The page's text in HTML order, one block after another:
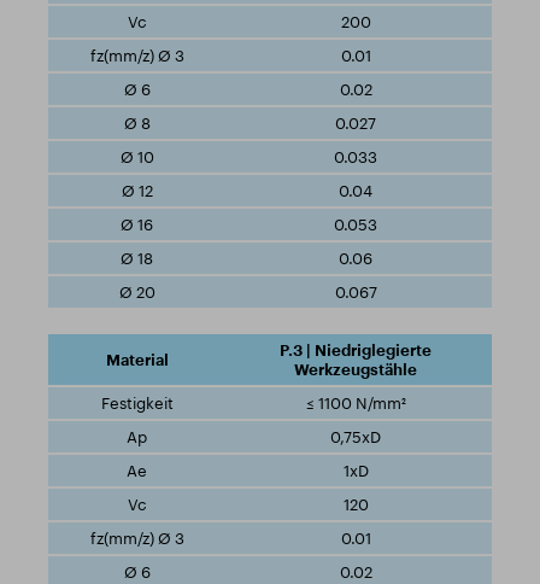
200
0.01
0.02
0.027
0.033
0.04
0.053
0.06
0.067
P.3 | Niedriglegierte
Werkzeugstähle
≤ 1100 N/mm²
0,75xD
1xD
120
0.01
0.02